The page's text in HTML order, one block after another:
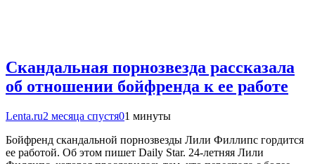
Скандальная порнозвезда рассказала
об отношении бойфренда к ее работе
Lenta.ru2 месяца спустя01 минуты
Бойфренд скандальной порнозвезды Лили Филлипс гордится
ее работой. Об этом пишет Daily Star. 24-летняя Лили